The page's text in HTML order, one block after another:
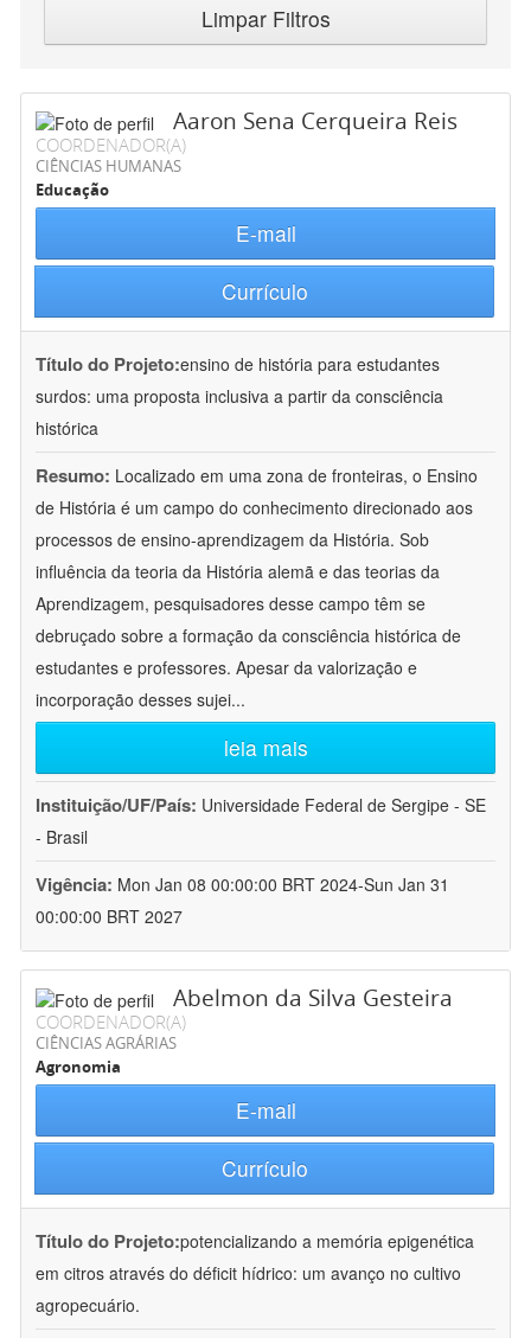
Limpar Filtros
Aaron Sena Cerqueira Reis
COORDENADOR(A)
CIÊNCIAS HUMANAS
Educação
E-mail
Currículo
Título do Projeto:ensino de história para estudantes
surdos: uma proposta inclusiva a partir da consciência
histórica
Resumo: Localizado em uma zona de fronteiras, o Ensino
de História é um campo do conhecimento direcionado aos
processos de ensino-aprendizagem da História. Sob
influência da teoria da História alemã e das teorias da
Aprendizagem, pesquisadores desse campo têm se
debruçado sobre a formação da consciência histórica de
estudantes e professores. Apesar da valorização e
incorporação desses sujei...
leia mais
Instituição/UF/País: Universidade Federal de Sergipe - SE
- Brasil
Vigência: Mon Jan 08 00:00:00 BRT 2024-Sun Jan 31
00:00:00 BRT 2027
Abelmon da Silva Gesteira
COORDENADOR(A)
CIÊNCIAS AGRÁRIAS
Agronomia
E-mail
Currículo
Título do Projeto:potencializando a memória epigenética
em citros através do déficit hídrico: um avanço no cultivo
agropecuário.